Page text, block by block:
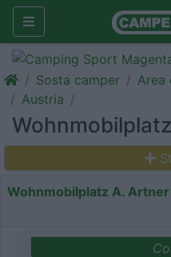
Sosta camper
Area
Austria
Wohnmobilplatz A. Artner